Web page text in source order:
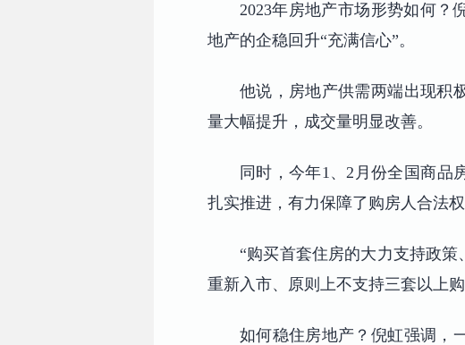
2023年房地产市场形势如何？
地产的企稳回升“充满信心”。
他说，房地产供需两端出现积
量大幅提升，成交量明显改善。
同时，今年1、2月份全国商品
扎实推进，有力保障了购房人合法
“购买首套住房的大力支持政
重新入市、原则上不支持三套以上
如何稳住房地产？倪虹强调，